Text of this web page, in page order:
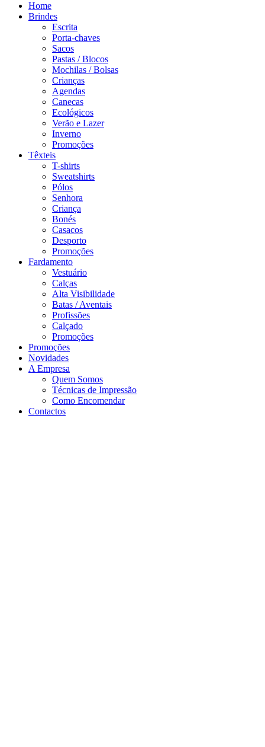
Home
Brindes
Escrita
Porta-chaves
Sacos
Pastas / Blocos
Mochilas / Bolsas
Crianças
Agendas
Canecas
Ecológicos
Verão e Lazer
Inverno
Promoções
Têxteis
T-shirts
Sweatshirts
Pólos
Senhora
Criança
Bonés
Casacos
Desporto
Promoções
Fardamento
Vestuário
Calças
Alta Visibilidade
Batas / Aventais
Profissões
Calçado
Promoções
Promoções
Novidades
A Empresa
Quem Somos
Técnicas de Impressão
Como Encomendar
Contactos